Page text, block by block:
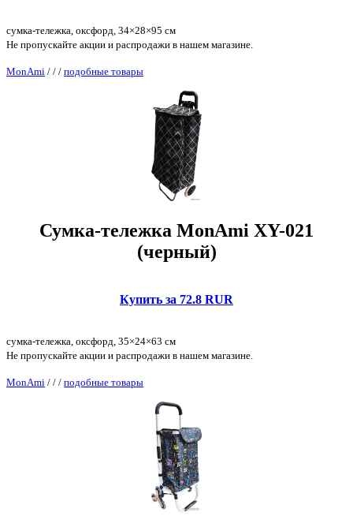
сумка-тележка, оксфорд, 34×28×95 см
Не пропускайте акции и распродажи в нашем магазине.
MonAmi / / / подобные товары
Сумка-тележка MonAmi XY-021
(черный)
Купить за 72.8 RUR
сумка-тележка, оксфорд, 35×24×63 см
Не пропускайте акции и распродажи в нашем магазине.
MonAmi / / / подобные товары